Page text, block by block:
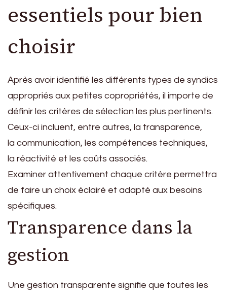
essentiels pour bien
choisir
Après avoir identifié les différents types de syndics
appropriés aux petites copropriétés, il importe de
définir les critères de sélection les plus pertinents.
Ceux-ci incluent, entre autres, la transparence,
la communication, les compétences techniques,
la réactivité et les coûts associés.
Examiner attentivement chaque critère permettra
de faire un choix éclairé et adapté aux besoins
spécifiques.
Transparence dans la
gestion
Une gestion transparente signifie que toutes les